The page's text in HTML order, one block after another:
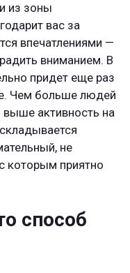
из зоны
вас за
впечатлениями —
вниманием. В
придет еще раз
Чем больше людей
активность на
не
которым приятно
способ